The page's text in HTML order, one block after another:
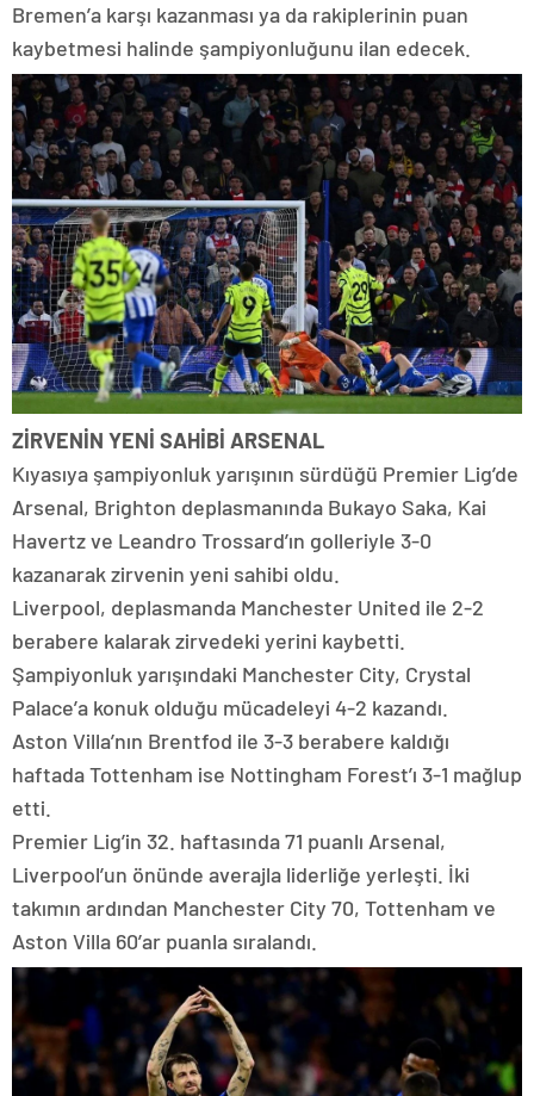
Bremen’a karşı kazanması ya da rakiplerinin puan
kaybetmesi halinde şampiyonluğunu ilan edecek.
ZİRVENİN YENİ SAHİBİ ARSENAL
Kıyasıya şampiyonluk yarışının sürdüğü Premier Lig’de
Arsenal, Brighton deplasmanında Bukayo Saka, Kai
Havertz ve Leandro Trossard’ın golleriyle 3-0
kazanarak zirvenin yeni sahibi oldu.
Liverpool, deplasmanda Manchester United ile 2-2
berabere kalarak zirvedeki yerini kaybetti.
Şampiyonluk yarışındaki Manchester City, Crystal
Palace’a konuk olduğu mücadeleyi 4-2 kazandı.
Aston Villa’nın Brentfod ile 3-3 berabere kaldığı
haftada Tottenham ise Nottingham Forest’ı 3-1 mağlup
etti.
Premier Lig’in 32. haftasında 71 puanlı Arsenal,
Liverpool’un önünde averajla liderliğe yerleşti. İki
takımın ardından Manchester City 70, Tottenham ve
Aston Villa 60’ar puanla sıralandı.